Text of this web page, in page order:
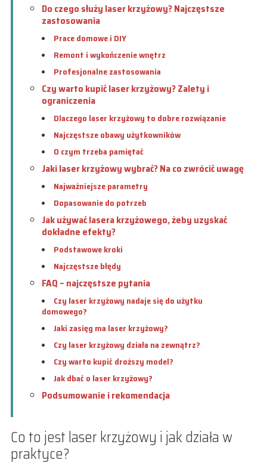
Do czego służy laser krzyżowy? Najczęstsze
zastosowania
Prace domowe i DIY
Remont i wykończenie wnętrz
Profesjonalne zastosowania
Czy warto kupić laser krzyżowy? Zalety i
ograniczenia
Dlaczego laser krzyżowy to dobre rozwiązanie
Najczęstsze obawy użytkowników
O czym trzeba pamiętać
Jaki laser krzyżowy wybrać? Na co zwrócić uwagę
Najważniejsze parametry
Dopasowanie do potrzeb
Jak używać lasera krzyżowego, żeby uzyskać
dokładne efekty?
Podstawowe kroki
Najczęstsze błędy
FAQ – najczęstsze pytania
Czy laser krzyżowy nadaje się do użytku
domowego?
Jaki zasięg ma laser krzyżowy?
Czy laser krzyżowy działa na zewnątrz?
Czy warto kupić droższy model?
Jak dbać o laser krzyżowy?
Podsumowanie i rekomendacja
Co to jest laser krzyżowy i jak działa w
praktyce?